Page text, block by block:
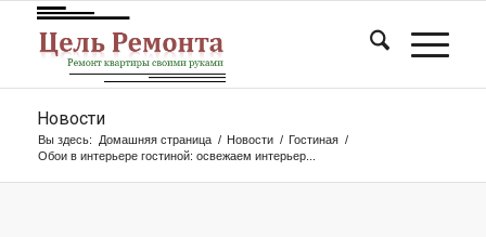
Новости
Вы здесь: Домашняя страница / Новости / Гостиная /
Обои в интерьере гостиной: освежаем интерьер...